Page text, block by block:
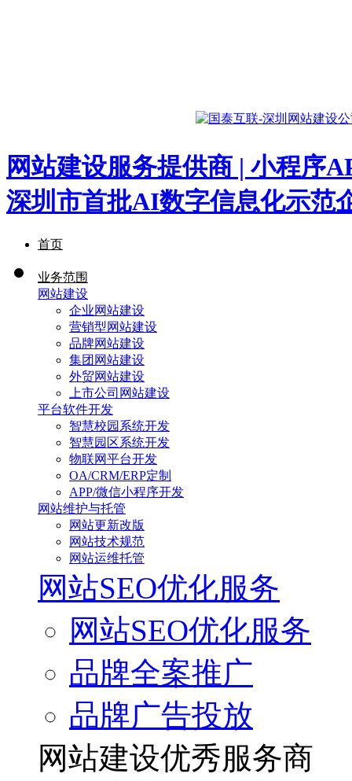
网站建设服务提供商 | 小程序
深圳市首批AI数字信息化示范
首页
业务范围
网站建设
企业网站建设
营销型网站建设
品牌网站建设
集团网站建设
外贸网站建设
上市公司网站建设
平台软件开发
智慧校园系统开发
智慧园区系统开发
物联网平台开发
OA/CRM/ERP定制
APP/微信小程序开发
网站维护与托管
网站更新改版
网站技术规范
网站运维托管
网站SEO优化服务
网站SEO优化服务
品牌全案推广
品牌广告投放
网站建设优秀服务商